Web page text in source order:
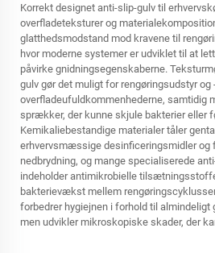
Korrekt designet anti-slip-gulv til
overfladeteksturer og
glatthedsmodstand mod kravene til
hvor moderne systemer er udviklet til at
påvirke gnidningsegenskaberne.
gulv gør det muligt for rengøringsudstyr
overfladeufuldkommenhederne, samtidig
sprækker, der kunne skjule bakterier eller
Kemikaliebestandige materialer tåler
erhvervsmæssige desinficeringsmidler og
nedbrydning, og mange specialiserede
indeholder antimikrobielle
bakterievækst mellem
forbedrer hygiejnen i forhold til almindeligt
men udvikler mikroskopiske skader, der